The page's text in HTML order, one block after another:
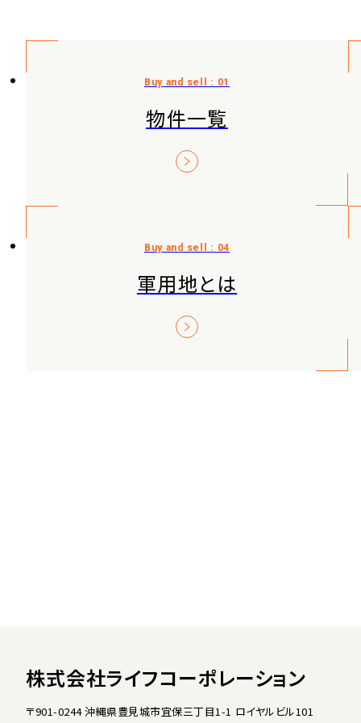
物件一覧
軍用地とは
株式会社ライフコーポレーション
〒901-0244 沖縄県豊見城市宜保三丁目1-1 ロイヤルビル101